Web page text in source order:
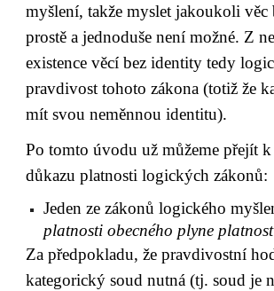
myšlení, takže myslet jakoukoli věc
prostě a jednoduše není možné. Z
existence věcí bez identity tedy
pravdivost tohoto zákona (totiž že
mít svou neměnnou identitu).
Po tomto úvodu už můžeme přejít k
důkazu platnosti logických zákonů:
Jeden ze zákonů logického
platnosti obecného plyne
Za předpokladu, že pravdivostní
kategorický soud nutná (tj. soud je